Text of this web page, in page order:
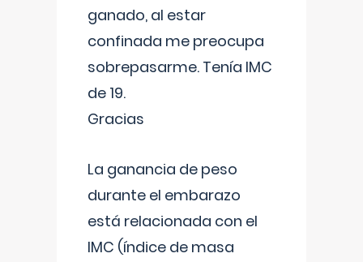
ganado, al estar
confinada me preocupa
sobrepasarme. Tenía IMC
de 19.
Gracias
La ganancia de peso
durante el embarazo
está relacionada con el
IMC (índice de masa